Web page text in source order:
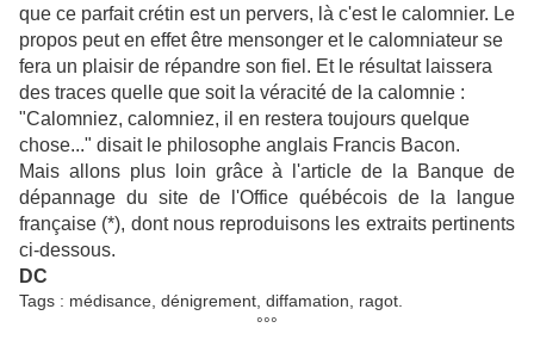
que ce parfait crétin est un pervers, là c'est le calomnier. Le
propos peut en effet être mensonger et le calomniateur se
fera un plaisir de répandre son fiel. Et le résultat laissera
des traces quelle que soit la véracité de la calomnie :
"Calomniez, calomniez, il en restera toujours quelque
chose..." disait le philosophe anglais Francis Bacon.
Mais allons plus loin grâce à l'article de la Banque de
dépannage du site de l'Office québécois de la langue
française (*), dont nous reproduisons les extraits pertinents
ci-dessous.
DC
Tags : médisance, dénigrement, diffamation, ragot.
°°°